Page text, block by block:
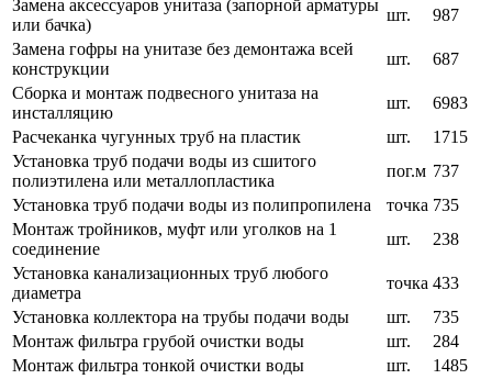
Замена аксессуаров унитаза (запорной арматуры
или бачка)
шт.
987
Замена гофры на унитазе без демонтажа всей
конструкции
шт.
687
Сборка и монтаж подвесного унитаза на
инсталляцию
шт.
6983
Расчеканка чугунных труб на пластик
шт.
1715
Установка труб подачи воды из сшитого
полиэтилена или металлопластика
пог.м 737
Установка труб подачи воды из полипропилена
точка 735
Монтаж тройников, муфт или уголков на 1
соединение
шт.
238
Установка канализационных труб любого
диаметра
точка 433
Установка коллектора на трубы подачи воды
шт.
735
Монтаж фильтра грубой очистки воды
шт.
284
Монтаж фильтра тонкой очистки воды
шт.
1485